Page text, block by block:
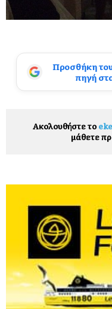
Προσθήκη
πηγή
Ακολουθήστε το
μάθετε